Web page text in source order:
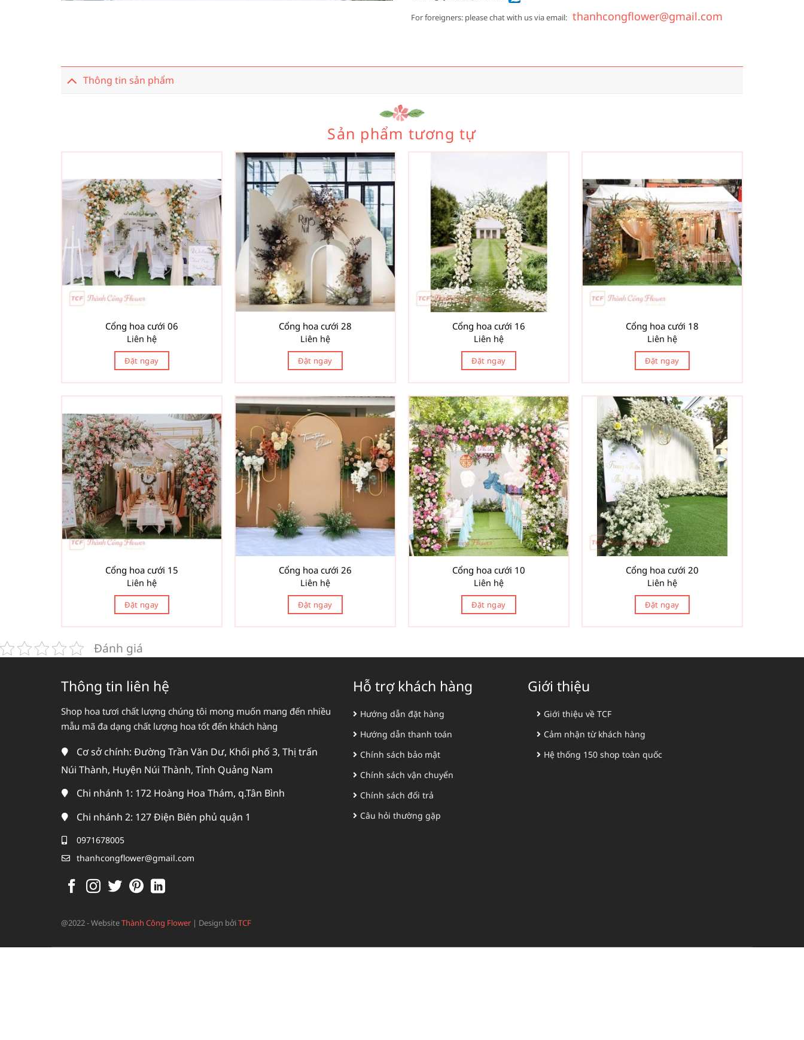
For foreigners: please chat with us via email: thanhcongflower@gmail.com
Thông tin sản phẩm
Sản phẩm tương tự
Cổng hoa cưới 06
Liên hệ
Đặt ngay
Cổng hoa cưới 28
Liên hệ
Đặt ngay
Cổng hoa cưới 16
Liên hệ
Đặt ngay
Cổng hoa cưới 18
Liên hệ
Đặt ngay
Cổng hoa cưới 15
Liên hệ
Đặt ngay
Cổng hoa cưới 26
Liên hệ
Đặt ngay
Cổng hoa cưới 10
Liên hệ
Đặt ngay
Cổng hoa cưới 20
Liên hệ
Đặt ngay
Đánh giá
Thông tin liên hệ
Shop hoa tươi chất lượng chúng tôi mong muốn mang đến nhiều
mẫu mã đa dạng chất lượng hoa tốt đến khách hàng
Cơ sở chính: Đường Trần Văn Dư, Khối phố 3, Thị trấn
Núi Thành, Huyện Núi Thành, Tỉnh Quảng Nam
Chi nhánh 1: 172 Hoàng Hoa Thám, q.Tân Bình
Chi nhánh 2: 127 Điện Biên phủ quận 1
0971678005
thanhcongflower@gmail.com
Hỗ trợ khách hàng
Hướng dẫn đặt hàng
Hướng dẫn thanh toán
Chính sách bảo mật
Chính sách vận chuyển
Chính sách đổi trả
Câu hỏi thường gặp
Giới thiệu
Giới thiệu về TCF
Cảm nhận từ khách hàng
Hệ thống 150 shop toàn quốc
@2022 - WebsiteThành Công Flower | Design bởiTCF